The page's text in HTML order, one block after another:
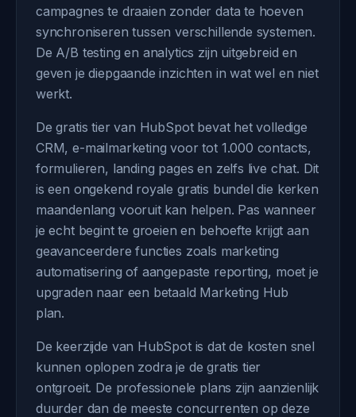
campagnes te draaien zonder data te hoeven
synchroniseren tussen verschillende systemen.
De A/B testing en analytics zijn uitgebreid en
geven je diepgaande inzichten in wat wel en niet
werkt.
De gratis tier van HubSpot bevat het volledige
CRM, e-mailmarketing voor tot 1.000 contacts,
formulieren, landing pages en zelfs live chat. Dit
is een ongekend royale gratis bundel die kerken
maandenlang vooruit kan helpen. Pas wanneer
je echt begint te groeien en behoefte krijgt aan
geavanceerdere functies zoals marketing
automatisering of aangepaste reporting, moet je
upgraden naar een betaald Marketing Hub
plan.
De keerzijde van HubSpot is dat de kosten snel
kunnen oplopen zodra je de gratis tier
ontgroeit. De professionele plans zijn aanzienlijk
duurder dan de meeste concurrenten op deze